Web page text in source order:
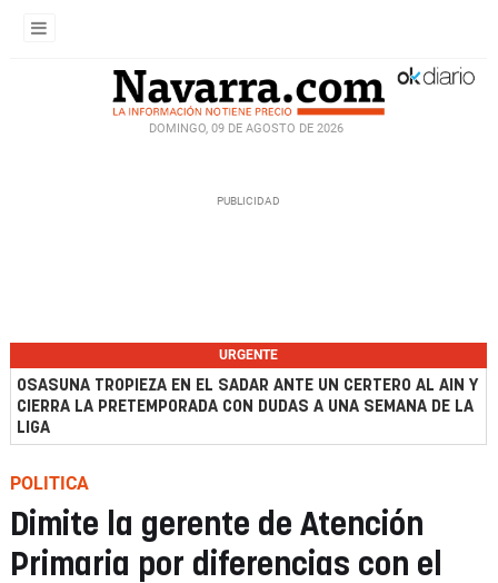
DOMINGO, 09 DE AGOSTO DE 2026
URGENTE
OSASUNA TROPIEZA EN EL SADAR ANTE UN CERTERO AL AIN Y
CIERRA LA PRETEMPORADA CON DUDAS A UNA SEMANA DE LA
LIGA
POLITICA
Dimite la gerente de Atención
Primaria por diferencias con el